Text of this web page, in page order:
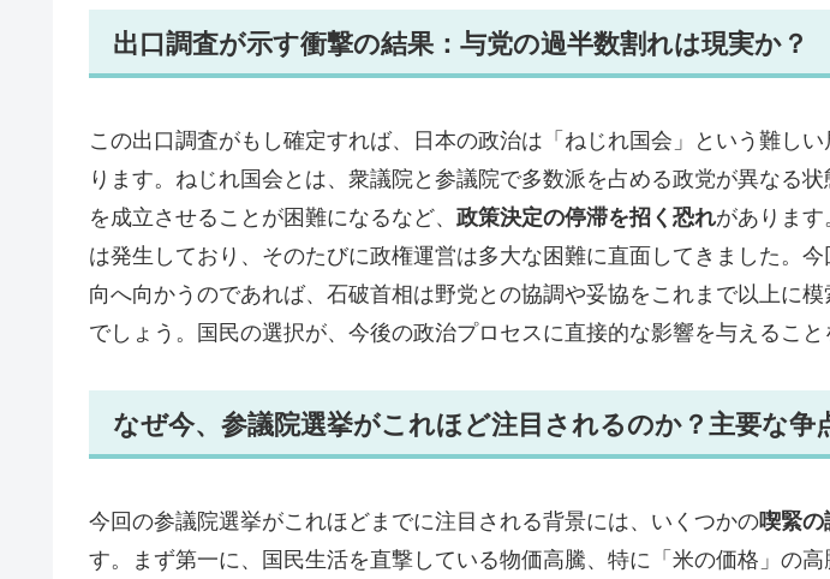
出口調査が示す衝撃の結果：与党の過半数割れは現実か？
この出口調査がもし確定すれば、日本の政治は「ねじれ国会」という難し
ります。ねじれ国会とは、衆議院と参議院で多数派を占める政党が異なる
を成立させることが困難になるなど、 政策決定の停滞を招く恐れがありま
は発生しており、そのたびに政権運営は多大な困難に直面してきました。
向へ向かうのであれば、石破首相は野党との協調や妥協をこれまで以上に
でしょう。国民の選択が、今後の政治プロセスに直接的な影響を与えること
なぜ今、参議院選挙がこれほど注目されるのか？主要な争
今回の参議院選挙がこれほどまでに注目される背景には、いくつかの喫緊の
す。まず第一に、国民生活を直撃している物価高騰、特に「米の価格」の高